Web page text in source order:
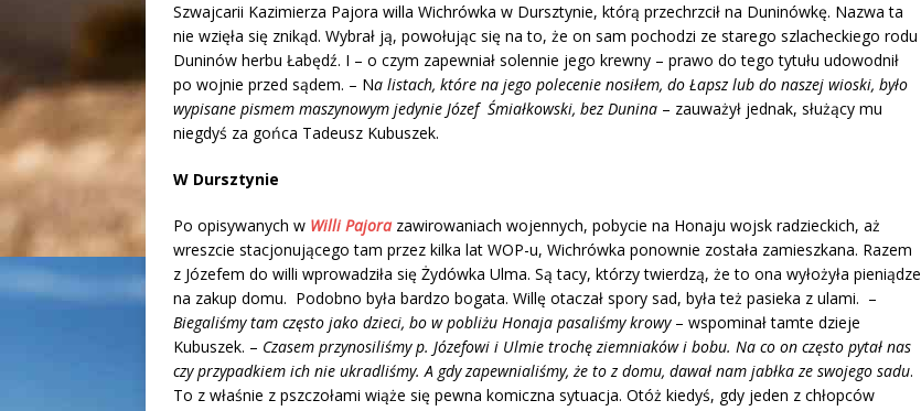
Szwajcarii Kazimierza Pajora willa Wichrówka w Dursztynie, którą przechrzcił na Duninówkę. Nazwa ta
nie wzięła się znikąd. Wybrał ją, powołując się na to, że on sam pochodzi ze starego szlacheckiego rodu
Duninów herbu Łabędź. I – o czym zapewniał solennie jego krewny – prawo do tego tytułu udowodnił
po wojnie przed sądem. – Na listach, które na jego polecenie nosiłem, do Łapsz lub do naszej wioski, było
wypisane pismem maszynowym jedynie Józef Śmiałkowski, bez Dunina – zauważył jednak, służący mu
niegdyś za gońca Tadeusz Kubuszek.
W Dursztynie
Po opisywanych w Willi Pajora zawirowaniach wojennych, pobycie na Honaju wojsk radzieckich, aż
wreszcie stacjonującego tam przez kilka lat WOP-u, Wichrówka ponownie została zamieszkana. Razem
z Józefem do willi wprowadziła się Żydówka Ulma. Są tacy, którzy twierdzą, że to ona wyłożyła pieniądze
na zakup domu. Podobno była bardzo bogata. Willę otaczał spory sad, była też pasieka z ulami. –
Biegaliśmy tam często jako dzieci, bo w pobliżu Honaja pasaliśmy krowy– wspominał tamte dzieje
Kubuszek. – Czasem przynosiliśmy p. Józefowi i Ulmie trochę ziemniaków i bobu. Na co on często pytał nas
czy przypadkiem ich nie ukradliśmy. A gdy zapewnialiśmy, że to z domu, dawał nam jabłka ze swojego sadu.
To z właśnie z pszczołami wiąże się pewna komiczna sytuacja. Otóż kiedyś, gdy jeden z chłopców